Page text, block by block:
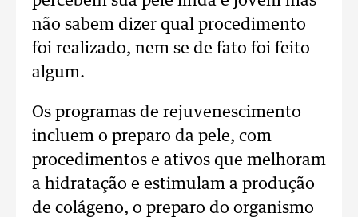
não sabem dizer qual procedimento
foi realizado, nem se de fato foi feito
algum.
Os programas de rejuvenescimento
incluem o preparo da pele, com
procedimentos e ativos que melhoram
a hidratação e estimulam a produção
de colágeno, o preparo do organismo